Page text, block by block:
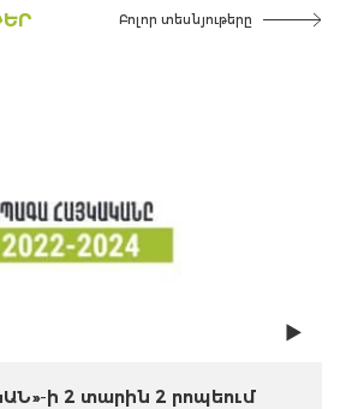
Բոլոր տեսնյութերը
ի 2 տարին 2 րոպեում